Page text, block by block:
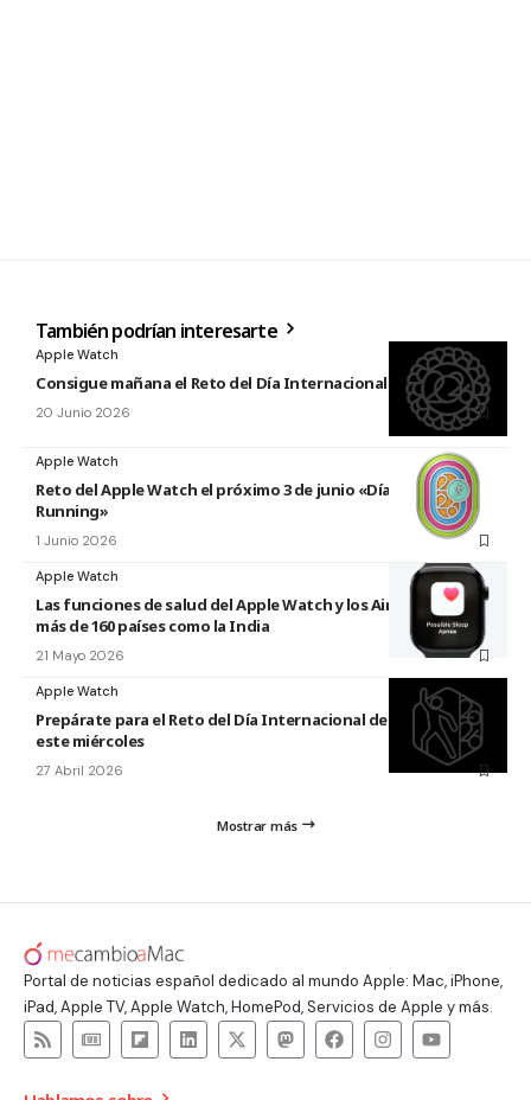
También podrían interesarte
Apple Watch
Consigue mañana el Reto del Día Internacional del Yoga 2026
20 Junio 2026
Apple Watch
Reto del Apple Watch el próximo 3 de junio «Día Mundial del
Running»
1 Junio 2026
Apple Watch
Las funciones de salud del Apple Watch y los AirPods llegan a
más de 160 países como la India
21 Mayo 2026
Apple Watch
Prepárate para el Reto del Día Internacional de la Danza 2026
este miércoles
27 Abril 2026
Mostrar más
Portal de noticias español dedicado al mundo Apple: Mac, iPhone,
iPad, Apple TV, Apple Watch, HomePod, Servicios de Apple y más.